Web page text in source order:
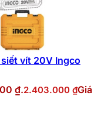
vít 20V Ingco
₫.2.403.000 ₫Giá